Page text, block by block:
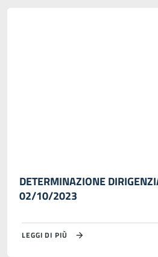
DETERMINAZIONE
02/10/2023
LEGGI DI PIÙ